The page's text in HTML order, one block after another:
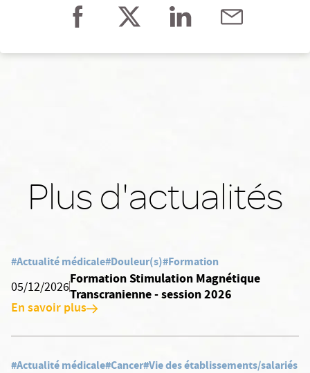
Plus d'actualités
#Actualité médicale#Douleur(s)#Formation
05/12/2026
Formation Stimulation Magnétique
Transcranienne - session 2026
En savoir plus
#Actualité médicale#Cancer#Vie des établissements/salariés